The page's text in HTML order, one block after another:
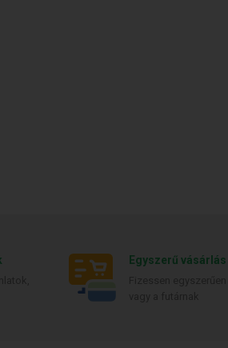
Egyszerű vásárlás